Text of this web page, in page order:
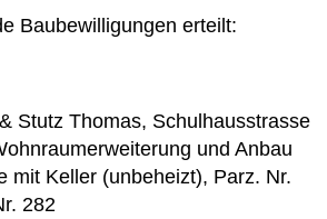
Baubewilligungen erteilt:
Stutz Thomas, Schulhausstrasse
und Anbau
mit Keller (unbeheizt), Parz. Nr.
282